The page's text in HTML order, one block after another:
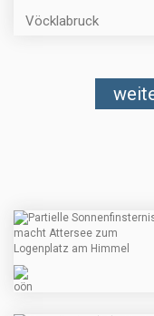
Vöcklabruck